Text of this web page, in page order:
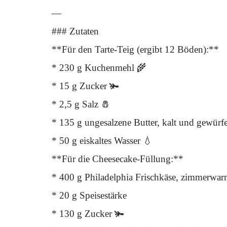
—
### Zutaten
**Für den Tarte-Teig (ergibt 12 Böden):**
* 230 g Kuchenmehl 🌾
* 15 g Zucker 🫚
* 2,5 g Salz 🧂
* 135 g ungesalzene Butter, kalt und
* 50 g eiskaltes Wasser 💧
**Für die Cheesecake-Füllung:**
* 400 g Philadelphia Frischkäse,
* 20 g Speisestärke
* 130 g Zucker 🫚